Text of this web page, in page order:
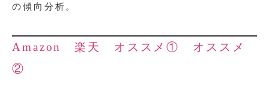
の傾向分析。
Amazon 楽天 オススメ①
オススメ
②